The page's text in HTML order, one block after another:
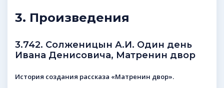
3. Произведения
3.742. Солженицын А.И. Один день
Ивана Денисовича, Матренин двор
История создания рассказа «Матренин двор».